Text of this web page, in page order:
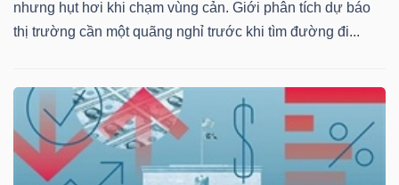
nhưng hụt hơi khi chạm vùng cản. Giới phân tích dự báo
thị trường cần một quãng nghỉ trước khi tìm đường đi...